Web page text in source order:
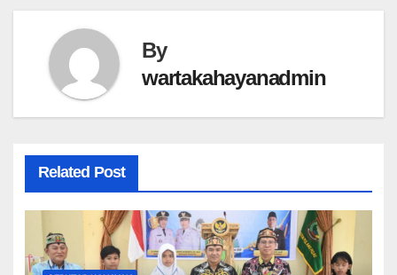
By
wartakahayanadmin
Related Post